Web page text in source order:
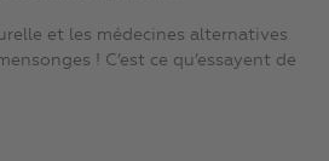
et les médecines alternatives
! C’est ce qu’essayent de